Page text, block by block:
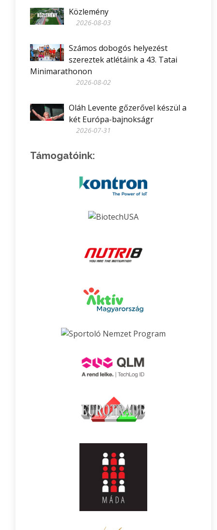
Közlemény
2026-08-03
Számos dobogós helyezést
szereztek atlétáink a 43. Tatai
Minimarathonon
2026-08-02
Oláh Levente gőzerővel készül a
két Európa-bajnokságr
2026-07-31
Támogatóink: